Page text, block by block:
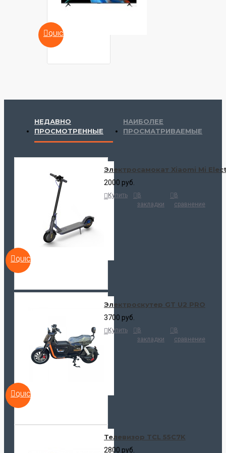
Экран
Складная конструкция
Влагозащита
IP54
Размеры и вес
13.2 кг
QUICKVIEW
НЕДАВНО
ПРОСМОТРЕННЫЕ
НАИБОЛЕЕ
ПРОСМАТРИВАЕМЫЕ
QUICKVIEW
Электросамокат Xiaomi Mi
2000 руб.
Купить
В
закладки
В
сравнение
QUICKVIEW
Электроскутер GT U2 PRO
3700 руб.
Купить
В
закладки
В
сравнение
Телевизор TCL 55C7K
2800 руб.